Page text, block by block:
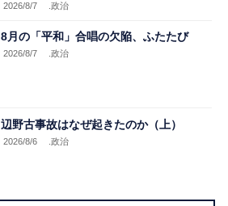
2026/8/7 .政治
8月の「平和」合唱の欠陥、ふたたび
2026/8/7 .政治
辺野古事故はなぜ起きたのか（上）
2026/8/6 .政治